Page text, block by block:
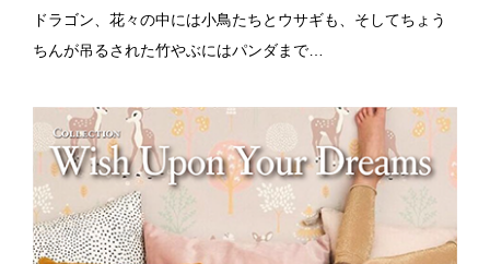
ドラゴン、花々の中には小鳥たちとウサギも、そしてちょう
ちんが吊るされた竹やぶにはパンダまで…